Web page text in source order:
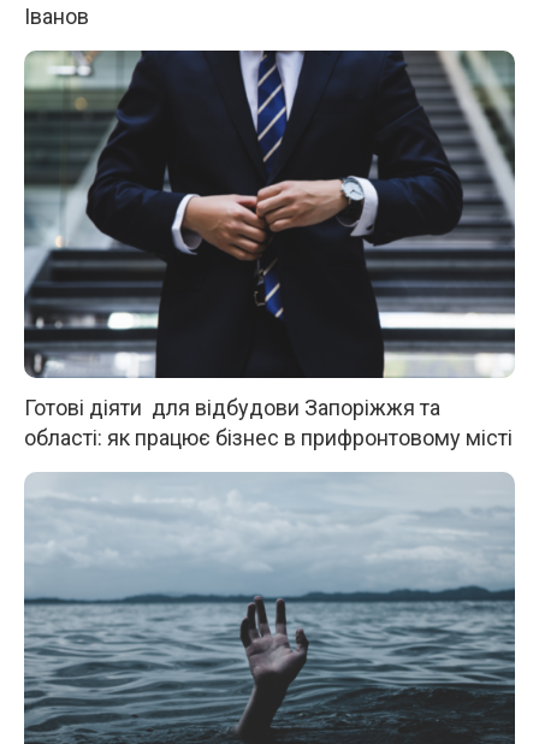
Іванов
Готові діяти для відбудови Запоріжжя та
області: як працює бізнес в прифронтовому місті